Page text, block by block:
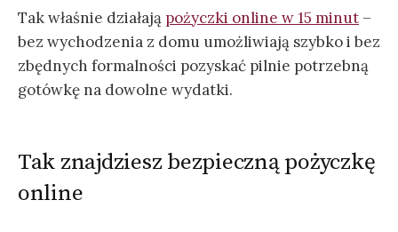
Tak właśnie działają pożyczki online w 15 minut –
bez wychodzenia z domu umożliwiają szybko i bez
zbędnych formalności pozyskać pilnie potrzebną
gotówkę na dowolne wydatki.
Tak znajdziesz bezpieczną pożyczkę
online